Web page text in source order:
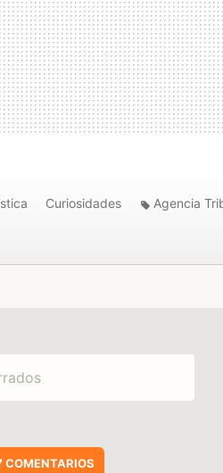
Curiosidades Agencia
COMENTARIOS